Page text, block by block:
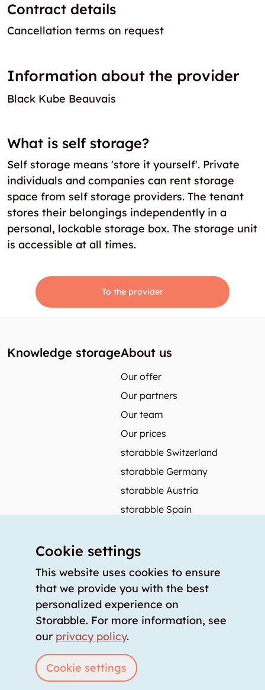
Contract details
Cancellation terms on request
Information about the provider
Black Kube Beauvais
What is self storage?
Self storage means 'store it yourself'. Private
individuals and companies can rent storage
space from self storage providers. The tenant
stores their belongings independently in a
personal, lockable storage box. The storage unit
is accessible at all times.
To the provider
Knowledge storageAbout us
Our offer
Our partners
Our team
Our prices
storabble Switzerland
storabble Germany
storabble Austria
storabble Spain
Press coverage
How to calculate the size of a storage room?
How much does a storage room cost?
For storage providers
Login List storage room
Cookie settings
This website uses cookies to ensure
that we provide you with the best
personalized experience on
Storabble. For more information, see
our privacy policy.
Cookie settings